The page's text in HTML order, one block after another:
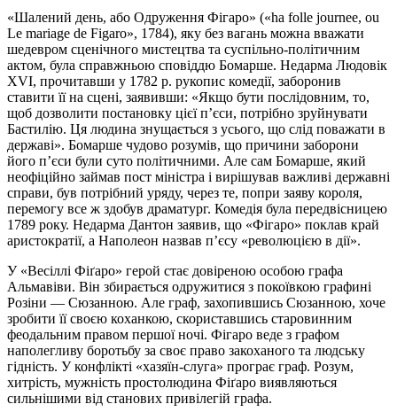
«Шалений день, або Одруження Фігаро» («ha folle journee, ou
Le mariage de Figaro», 1784), яку без вагань можна вважати
шедевром сценічного мистецтва та суспільно-політичним
актом, була справжньою сповіддю Бомарше. Недарма Людовік
XVI, прочитавши у 1782 р. рукопис комедії, заборонив
ставити її на сцені, заявивши: «Якщо бути послідовним, то,
щоб дозволити постановку цієї п’єси, потрібно зруйнувати
Бастилію. Ця людина знущається з усього, що слід поважати в
державі». Бомарше чудово розумів, що причини заборони
його п’єси були суто політичними. Але сам Бомарше, який
неофіційно займав пост міністра і вирішував важливі державні
справи, був потрібний уряду, через те, попри заяву короля,
перемогу все ж здобув драматург. Комедія була передвісницею
1789 року. Недарма Дантон заявив, що «Фігаро» поклав край
аристократії, а Наполеон назвав п’єсу «революцією в дії».
У «Весіллі Фіґаро» герой стає довіреною особою графа
Альмавіви. Він збирається одружитися з покоївкою графині
Розіни — Сюзанною. Але граф, захопившись Сюзанною, хоче
зробити її своєю коханкою, скориставшись старовинним
феодальним правом першої ночі. Фігаро веде з графом
наполегливу боротьбу за своє право закоханого та людську
гідність. У конфлікті «хазяїн-слуга» програє граф. Розум,
хитрість, мужність простолюдина Фіґаро виявляються
сильнішими від станових привілегій графа.